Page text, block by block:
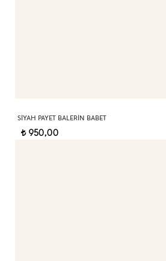
SIYAH PAYET BALERIN BABET
t950,00